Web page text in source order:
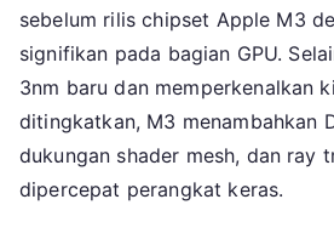
sebelum rilis chipset Apple M3
signifikan pada bagian GPU.
3nm baru dan memperkenalkan
ditingkatkan, M3 menambahkan
dukungan shader mesh, dan ray
dipercepat perangkat keras.